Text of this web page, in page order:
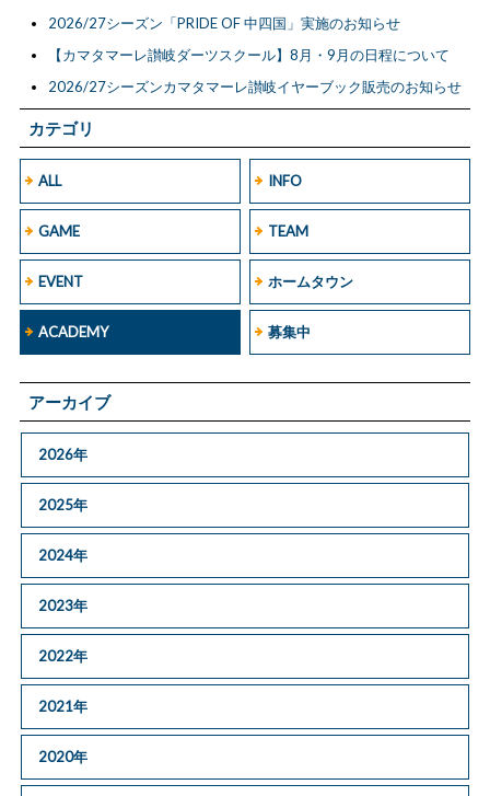
カテゴリ
ALL INFO
GAME TEAM
EVENT ホームタウン
ACADEMY 募集中
アーカイブ
2026年
2025年
2024年
2023年
2022年
2021年
2020年
2026/27シーズン「PRIDE OF 中四国」実施のお知らせ
【カマタマーレ讃岐ダーツスクール】8月・9月の日程について
2026/27シーズンカマタマーレ讃岐イヤーブック販売のお知らせ